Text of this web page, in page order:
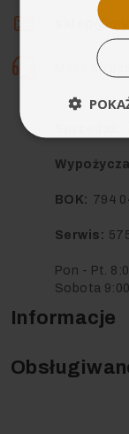
Informacje
Masz do
BOK: 794
Serwis:
Pon - Pt.
Sobota